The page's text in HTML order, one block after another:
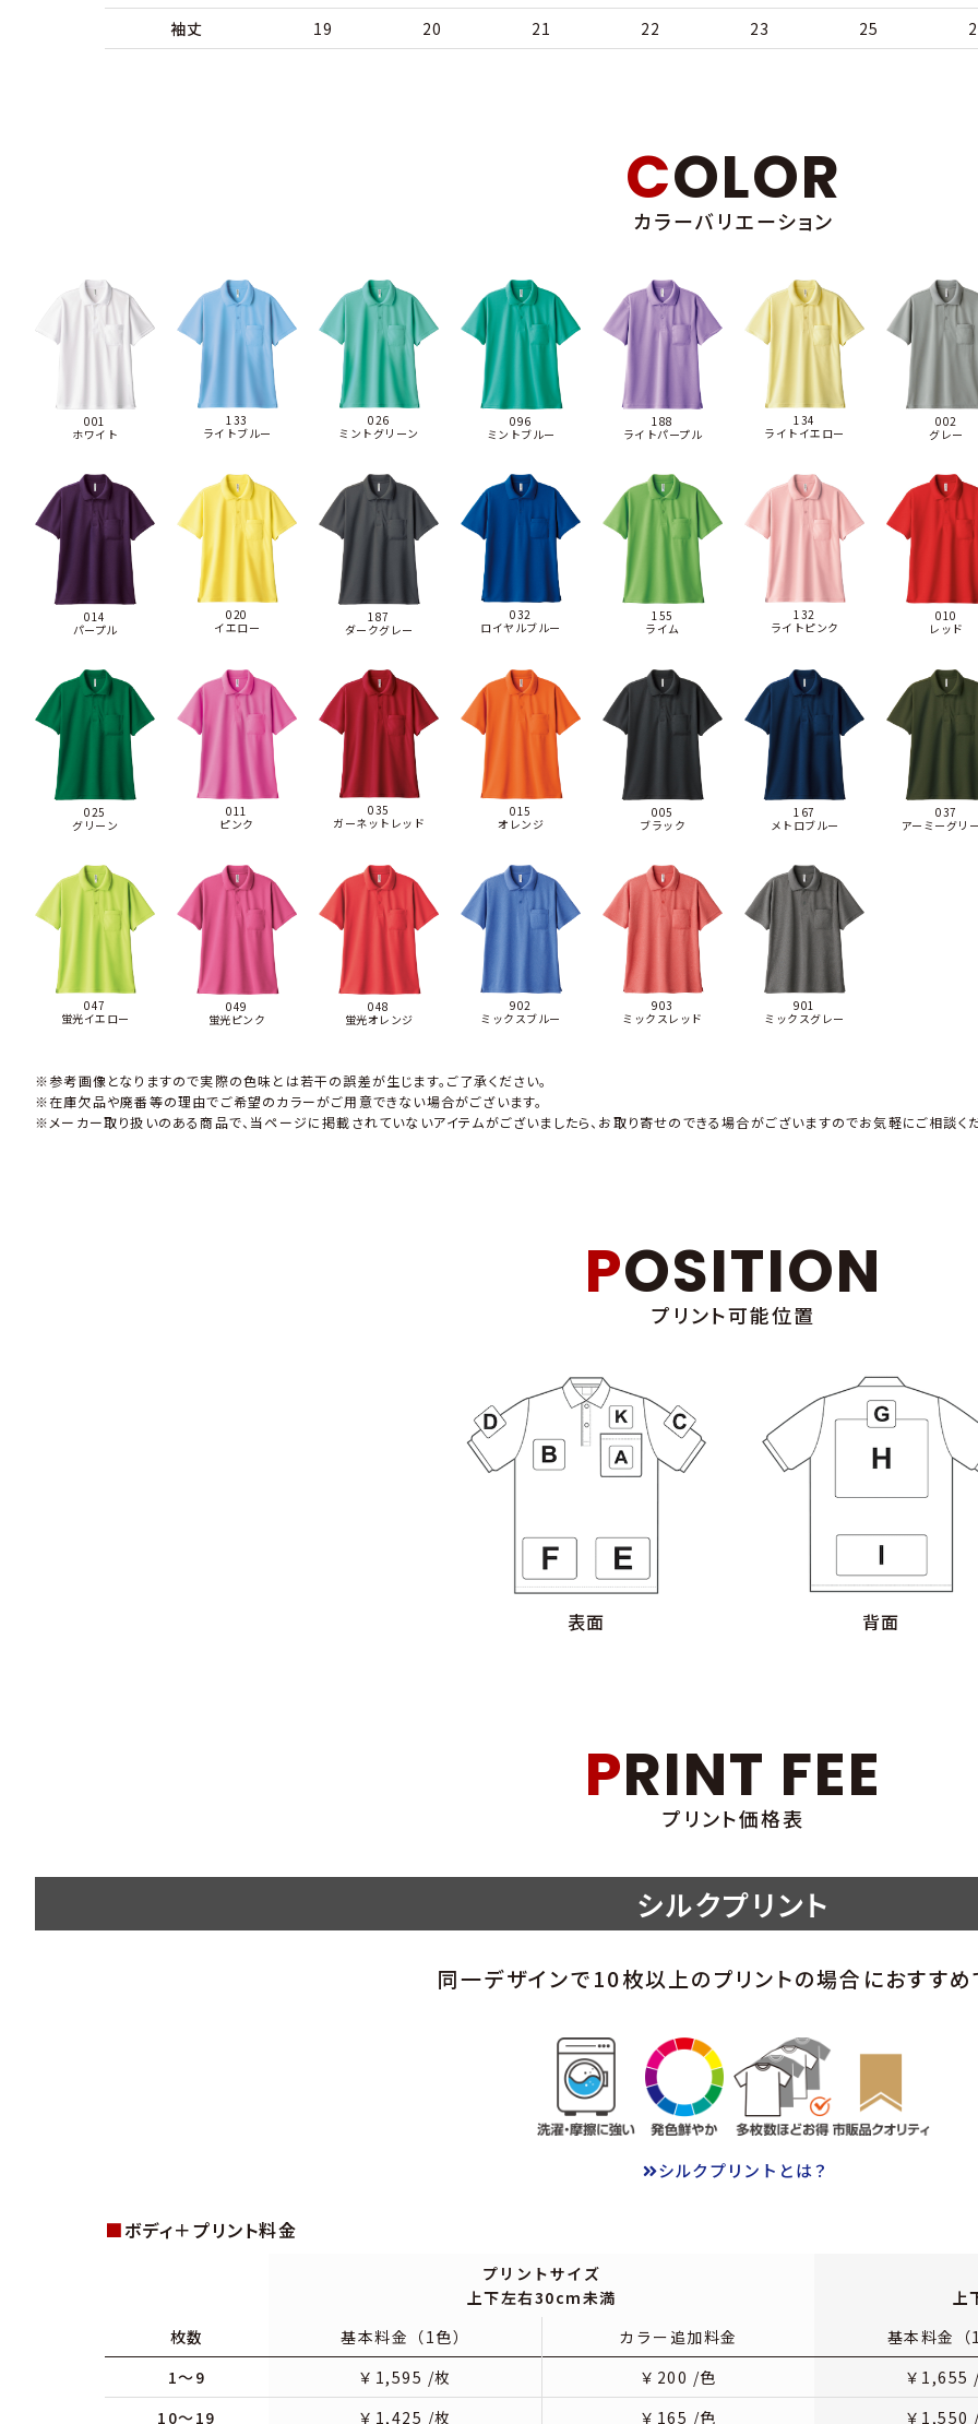
袖丈
19 20 21 22 23 25
COLOR
カラーバリエーション
001
ホワイト
133
ライトブルー
026
ミントグリーン
096
ミントブルー
188
ライトパープル
134
ライトイエロー
002
グレー
014
パープル
020
イエロー
187
ダークグレー
032
ロイヤルブルー
155
ライム
132
ライトピンク
010
レッド
025
グリーン
011
ピンク
035
ガーネットレッド
015
オレンジ
005
ブラック
167
メトロブルー
037
アーミーグリ
047
蛍光イエロー
049
蛍光ピンク
048
蛍光オレンジ
902
ミックスブルー
903
ミックスレッド
901
ミックスグレー
※参考画像となりますので実際の色味とは若干の誤差が生じます。ご了承ください。
※在庫欠品や廃番等の理由でご希望のカラーがご用意できない場合がございます。
※メーカー取り扱いのある商品で、当ページに掲載されていないアイテムがございましたら、お取り寄せのできる場合がございますのでお気軽にご相談く
POSITION
プリント可能位置
表面 背面
PRINT FEE
プリント価格表
シルクプリント
同一デザインで10枚以上のプリントの場合におすすめ
シルクプリントとは？
■ボディ＋プリント料金
プリントサイズ
上下左右30cm未満
枚数
基本料金（1色） カラー追加料金
基本料金（
1～9
￥ 1,595 /枚 ￥ 200 /色 ￥ 1,655
10～19
￥ 1,425 /枚 ￥ 165 /色 ￥ 1,550